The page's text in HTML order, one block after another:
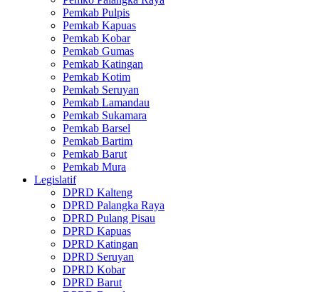
Pemkab Pulpis
Pemkab Kapuas
Pemkab Kobar
Pemkab Gumas
Pemkab Katingan
Pemkab Kotim
Pemkab Seruyan
Pemkab Lamandau
Pemkab Sukamara
Pemkab Barsel
Pemkab Bartim
Pemkab Barut
Pemkab Mura
Legislatif
DPRD Kalteng
DPRD Palangka Raya
DPRD Pulang Pisau
DPRD Kapuas
DPRD Katingan
DPRD Seruyan
DPRD Kobar
DPRD Barut